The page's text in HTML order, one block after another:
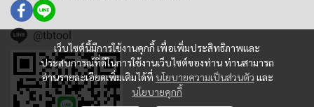
เว็บไซต์นี้มีการใช้งานคุกกี้ เพื่อเพิ่มประสิทธิภาพและ
ประสบการณ์ที่ดีในการใช้งานเว็บไซต์ของท่าน ท่านสามารถ
อ่านรายละเอียดเพิ่มเติมได้ที่ นโยบายความเป็นส่วนตัว และ
นโยบายคุกกี้
@tbtool